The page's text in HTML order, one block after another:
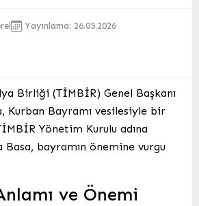
Yayınlama: 26.05.2026
Birliği (TİMBİR) Genel Başkanı
Kurban Bayramı vesilesiyle bir
Yönetim Kurulu adına
Basa, bayramın önemine vurgu
ve Önemi